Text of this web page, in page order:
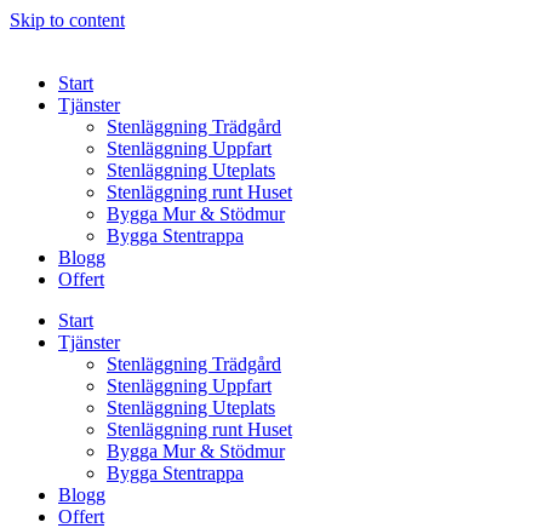
Skip to content
Start
Tjänster
Stenläggning Trädgård
Stenläggning Uppfart
Stenläggning Uteplats
Stenläggning runt Huset
Bygga Mur & Stödmur
Bygga Stentrappa
Blogg
Offert
Start
Tjänster
Stenläggning Trädgård
Stenläggning Uppfart
Stenläggning Uteplats
Stenläggning runt Huset
Bygga Mur & Stödmur
Bygga Stentrappa
Blogg
Offert